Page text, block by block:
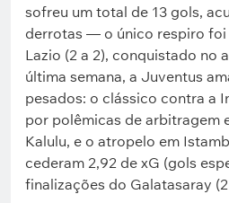
sofreu um total de 13 gols,
derrotas — o único respiro foi
Lazio (2 a 2), conquistado no
última semana, a Juventus
pesados: o clássico contra a
por polêmicas de arbitragem
Kalulu, e o atropelo em
cederam 2,92 de xG (gols
finalizações do Galatasaray (2